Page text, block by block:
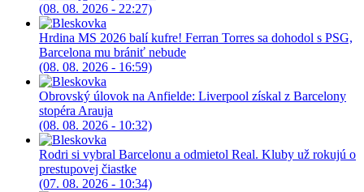
(08. 08. 2026 - 22:27)
Hrdina MS 2026 balí kufre! Ferran Torres sa dohodol s PSG,
Barcelona mu brániť nebude
(08. 08. 2026 - 16:59)
Obrovský úlovok na Anfielde: Liverpool získal z Barcelony
stopéra Arauja
(08. 08. 2026 - 10:32)
Rodri si vybral Barcelonu a odmietol Real. Kluby už rokujú o
prestupovej čiastke
(07. 08. 2026 - 10:34)